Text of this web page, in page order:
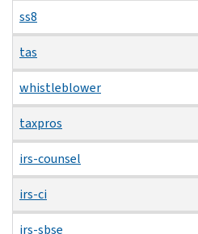
ss8
tas
whistleblower
taxpros
irs-counsel
irs-ci
irs-sbse